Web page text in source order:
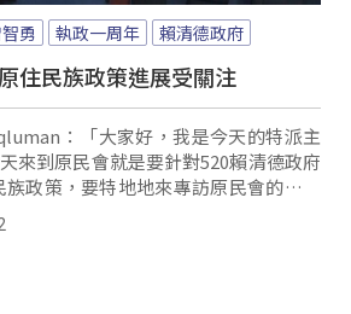
勇 執政一周年 賴清德政府
住民族政策進展受關注
：「大家好，我是今天的特派主
來到原民會就是要針對520賴清德政府
政策，要特地地來專訪原民會的主任
委，主委首先跟觀眾朋友打聲招呼。